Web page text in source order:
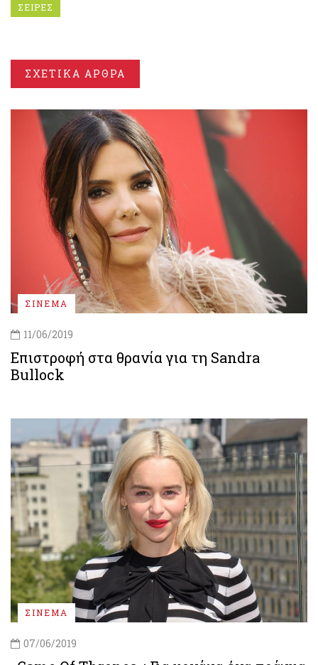
ΣΕΙΡΕΣ
ΣΧΕΤΙΚΑ ΑΡΘΡΑ
ΣΙΝΕΜΑ
11/06/2019
Επιστροφή στα θρανία για τη Sandra
Bullock
ΣΙΝΕΜΑ
07/06/2019